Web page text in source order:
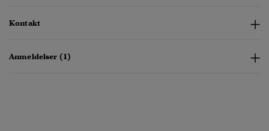
Kontakt
Anmeldelser (1)